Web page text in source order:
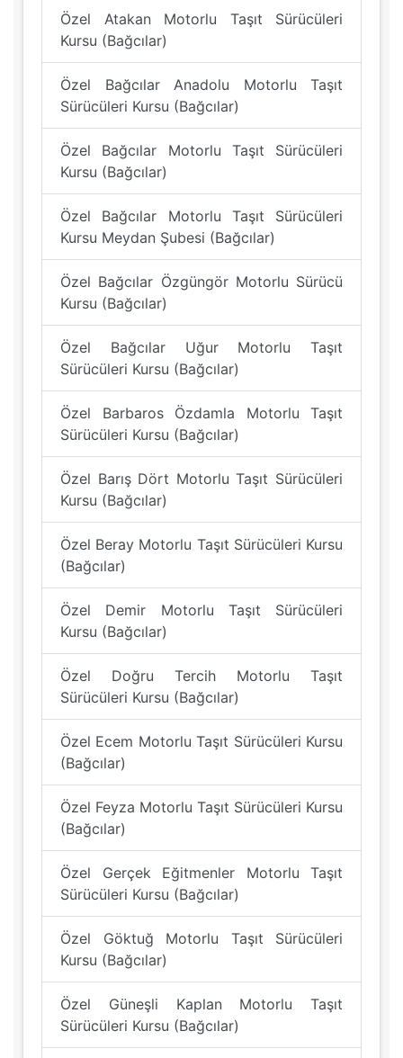
Özel Atakan Motorlu Taşıt Sürücüleri
Kursu (Bağcılar)
Özel Bağcılar Anadolu Motorlu Taşıt
Sürücüleri Kursu (Bağcılar)
Özel Bağcılar Motorlu Taşıt Sürücüleri
Kursu (Bağcılar)
Özel Bağcılar Motorlu Taşıt Sürücüleri
Kursu Meydan Şubesi (Bağcılar)
Özel Bağcılar Özgüngör Motorlu Sürücü
Kursu (Bağcılar)
Özel Bağcılar Uğur Motorlu Taşıt
Sürücüleri Kursu (Bağcılar)
Özel Barbaros Özdamla Motorlu Taşıt
Sürücüleri Kursu (Bağcılar)
Özel Barış Dört Motorlu Taşıt Sürücüleri
Kursu (Bağcılar)
Özel Beray Motorlu Taşıt Sürücüleri Kursu
(Bağcılar)
Özel Demir Motorlu Taşıt Sürücüleri
Kursu (Bağcılar)
Özel Doğru Tercih Motorlu Taşıt
Sürücüleri Kursu (Bağcılar)
Özel Ecem Motorlu Taşıt Sürücüleri Kursu
(Bağcılar)
Özel Feyza Motorlu Taşıt Sürücüleri Kursu
(Bağcılar)
Özel Gerçek Eğitmenler Motorlu Taşıt
Sürücüleri Kursu (Bağcılar)
Özel Göktuğ Motorlu Taşıt Sürücüleri
Kursu (Bağcılar)
Özel Güneşli Kaplan Motorlu Taşıt
Sürücüleri Kursu (Bağcılar)